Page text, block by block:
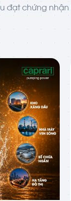
đạt chứng nhận
02